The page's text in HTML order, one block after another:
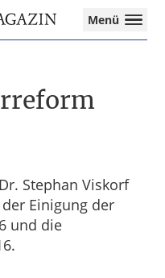
Menü
Stephan Viskorf
Einigung der
und die